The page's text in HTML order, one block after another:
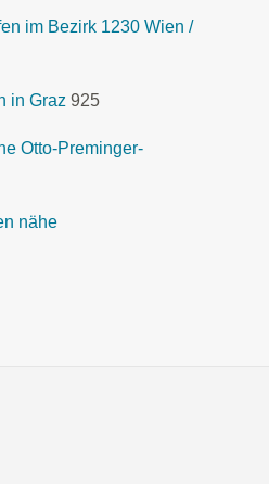
im Bezirk 1230 Wien /
in Graz 925
Otto-Preminger-
nähe